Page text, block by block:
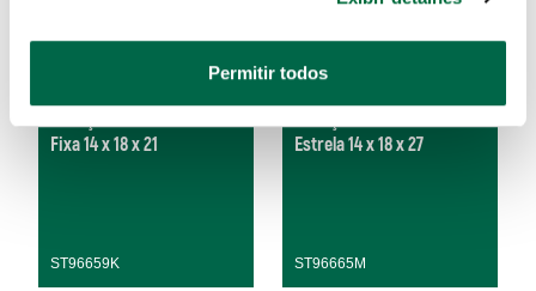
Permitir todos
Cabeça Intercambiável
Fixa 14 x 18 x 21
ST96659K
Cabeça Intercambiável
Estrela 14 x 18 x 27
ST96665M